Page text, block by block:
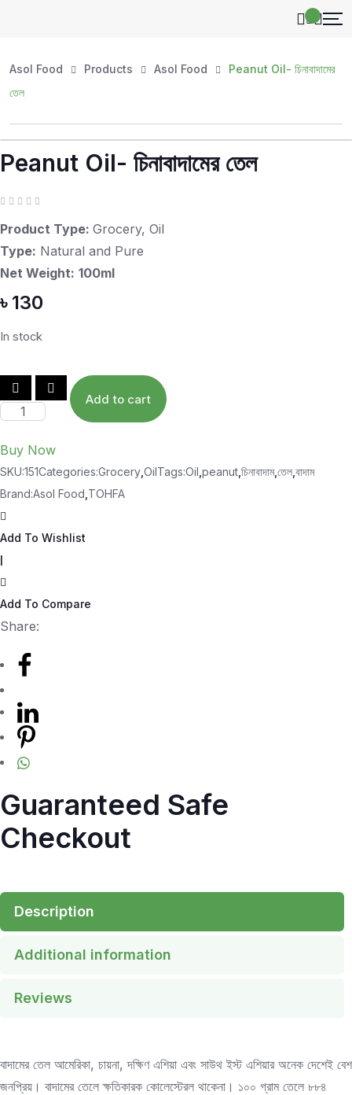
Asol Food Products Asol Food
Peanut Oil- চিনাবাদামের
তেল
Peanut Oil- চিনাবাদামের তেল
a
t
e
d
o
o
f
Product Type: Grocery, Oil
Type: Natural and Pure
Net Weight: 100ml
৳ 130
In stock
Peanut
চিনাবাদামের
তেল
quantity
Add to cart
Buy Now
SKU:151Categories:Grocery OilTags:Oil peanut চিনাবাদাম,তেল বাদাম
Brand:Asol Food TOHFA
Add To Wishlist
Add To Compare
Share:
Guaranteed Safe
Checkout
Description
Additional information
Reviews
বাদামের তেল আমেরিকা, চায়না, দক্ষিণ এশিয়া এবং সাউথ ইস্ট এশিয়ার অনেক দেশেই বেশ
জনপ্রিয়। বাদামের তেলে ক্ষতিকারক কোলেস্টেরল থাকেনা। ১০০ গ্রাম তেলে ৮৮৪